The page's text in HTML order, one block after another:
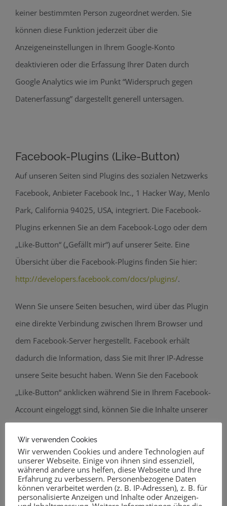
keiner bestimmten Person zugeordnet werden. Sie
können diese Funktion jederzeit über die
Anzeigeneinstellungen in Ihrem Google-Konto
deaktivieren oder die Erfassung Ihrer Daten durch
Google Analytics wie im Punkt “Widerspruch gegen
Datenerfassung” dargestellt generell untersagen.
Facebook-Plugins (Like-Button)
Auf unseren Seiten sind Plugins des sozialen Netzwerks
Facebook, Anbieter Facebook Inc., 1 Hacker Way, Menlo
Park, California 94025, USA, integriert. Die Facebook-
Plugins erkennen Sie an dem Facebook-Logo oder dem
„Like-Button“ („Gefällt mir“) auf unserer Seite. Eine
Übersicht über die Facebook-Plugins finden Sie hier:
http://developers.facebook.com/docs/plugins/.
Wenn Sie unsere Seiten besuchen, wird über das Plugin
eine direkte Verbindung zwischen Ihrem Browser und
dem Facebook-Server hergestellt. Facebook erhält
dadurch die Information, dass Sie mit Ihrer IP-Adresse
unsere Seite besucht haben. Wenn Sie den Facebook
„Like-Button“ anklicken während Sie in Ihrem Facebook-
Account eingeloggt sind, können Sie die Inhalte unserer
Dadurch kann Facebook den Besuch unserer Seiten
Ihrem Benutzerkonto zuordnen. Wir weisen darauf hin,
dass wir als Anbieter der Seiten keine Kenntnis vom
Inhalt der übermittelten Daten sowie deren Nutzung
Wir verwenden Cookies
Wir verwenden Cookies und andere Technologien auf
unserer Webseite. Einige von ihnen sind essenziell,
während andere uns helfen, diese Webseite und Ihre
Erfahrung zu verbessern. Personenbezogene Daten
können verarbeitet werden (z. B. IP-Adressen), z. B. für
personalisierte Anzeigen und Inhalte oder Anzeigen-